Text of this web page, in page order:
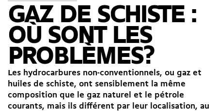
GAZ DE SCHISTE :
OÙ SONT LES
PROBLÈMES?
Les hydrocarbures non-conventionnels, ou gaz et
huiles de schiste, ont sensiblement la même
composition que le gaz naturel et le pétrole
courants, mais ils différent par leur localisation, au